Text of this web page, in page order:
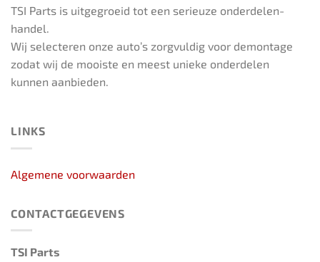
TSI Parts is uitgegroeid tot een serieuze onderdelen-
handel.
Wij selecteren onze auto’s zorgvuldig voor demontage
zodat wij de mooiste en meest unieke onderdelen
kunnen aanbieden.
LINKS
Algemene voorwaarden
CONTACTGEGEVENS
TSI Parts